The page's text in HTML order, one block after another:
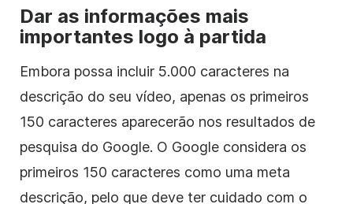
Dar as informações mais
importantes logo à partida
Embora possa incluir 5.000 caracteres na
descrição do seu vídeo, apenas os primeiros
150 caracteres aparecerão nos resultados de
pesquisa do Google. O Google considera os
primeiros 150 caracteres como uma meta
descrição, pelo que deve ter cuidado com o